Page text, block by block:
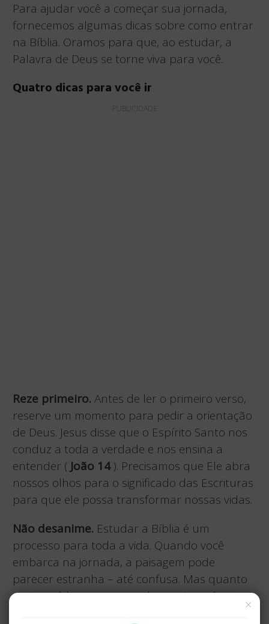
Para ajudar você a começar sua jornada,
fornecemos algumas dicas sobre como entrar
na Bíblia. Oramos para que, ao estudar, a
Palavra de Deus se torne viva para você.
Quatro dicas para você ir
PUBLICIDADE
Reze primeiro. Antes de ler o primeiro verso,
reserve um momento para pedir a orientação
de Deus. Jesus disse que o Espírito Santo nos
conduz a toda a verdade e nos ensina a
entender ( João 14). Precisamos que Ele abra
nossos olhos para o significado das Escrituras
para que ele possa transformar nossas vidas.
Não desanime. Estudar a Bíblia é um
processo para toda a vida. Quando você
embarca na jornada, a paisagem pode
parecer estranha – até confusa. Mas quanto
mais você ler, orar e estudar, mais você se
×